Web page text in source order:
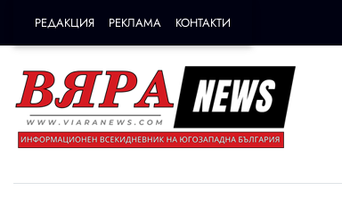
РЕДАКЦИЯ РЕКЛАМА КОНТАКТИ